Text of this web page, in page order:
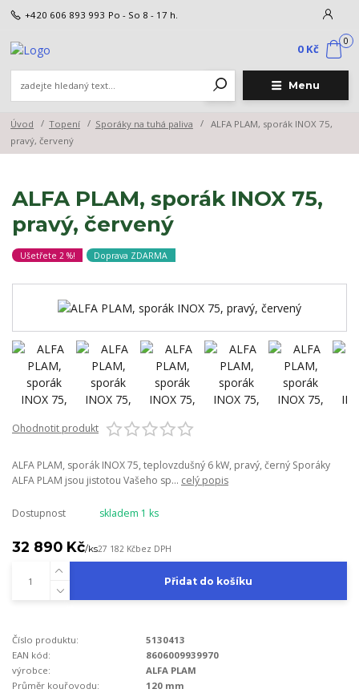
Menu
+420 606 893 993 Po - So 8 - 17 h.
0
0 Kč
Úvod Topení Sporáky na tuhá paliva
ALFA PLAM, sporák INOX 75,
pravý, červený
ALFA PLAM, sporák INOX 75,
pravý, červený
Ušetřete 2 %! Doprava ZDARMA
Ohodnotit produkt
ALFA PLAM, sporák INOX 75, teplovzdušný 6 kW, pravý, černý Sporáky
ALFA PLAM jsou jistotou Vašeho sp... celý popis
Dostupnost skladem 1 ks
32 890 Kč/ks27 182 Kčbez DPH
Přidat do košíku
Číslo produktu:
5130413
EAN kód:
8606009939970
výrobce:
ALFA PLAM
Průměr kouřovodu:
120 mm